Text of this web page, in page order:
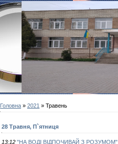
Головна » 2021 » Травень
28 Травня, П`ятниця
13:12 "НА ВОДІ ВІДПОЧИВАЙ З РОЗУМОМ"